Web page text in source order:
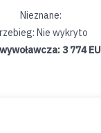
Nieznane:
Nie wykryto
3 774